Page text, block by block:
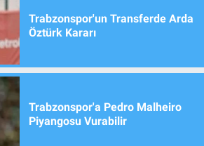
Trabzonspor'un Transferde Arda
Öztürk Kararı
Trabzonspor'a Pedro Malheiro
Piyangosu Vurabilir